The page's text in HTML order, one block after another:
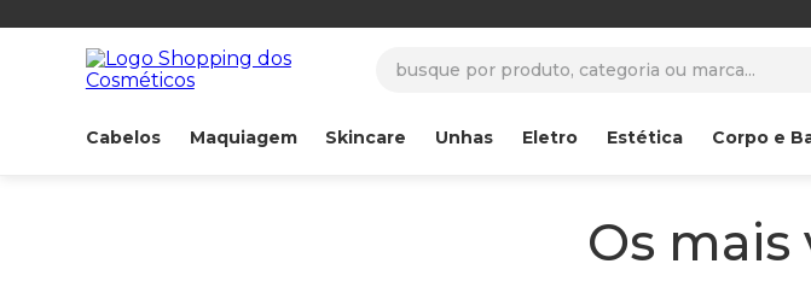
Cabelos Maquiagem Skincare Unhas Eletro Estética Corpo e
Os